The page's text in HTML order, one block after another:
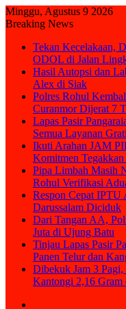
Minggu, Agustus 9 2026
Breaking News
Tekan Kecelakaan,
ODOL di Jalan
Hasil Autopsi dan
Alex di Siak
Polres Rohul
Curanmor Dijerat 7
Lapas Pasir
Semua Layanan
Ikuti Arahan JAM
Komitmen
Pipa Limbah Masih
Rohul Verifikasi
Respon Cepat IPTU
Darussalam Diciduk
Dari Tangan AA,
Juta di Ujung Batu
Tinjau Lapas Pasir
Panen Telur dan
Dibekuk Jam 3
Kantongi 2,16 Gram